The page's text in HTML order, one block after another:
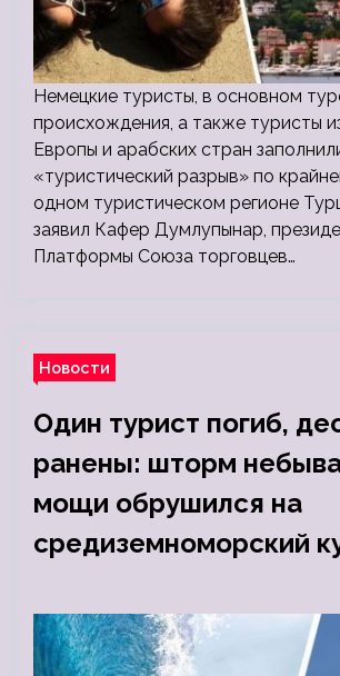
Немецкие туристы, в основном
происхождения, а также туристы
Европы и арабских стран
«туристический разрыв» по
одном туристическом регионе
заявил Кафер Думлупынар,
Платформы Союза торговцев…
Новости
Один турист погиб,
ранены: шторм
мощи обрушился на
средиземноморский